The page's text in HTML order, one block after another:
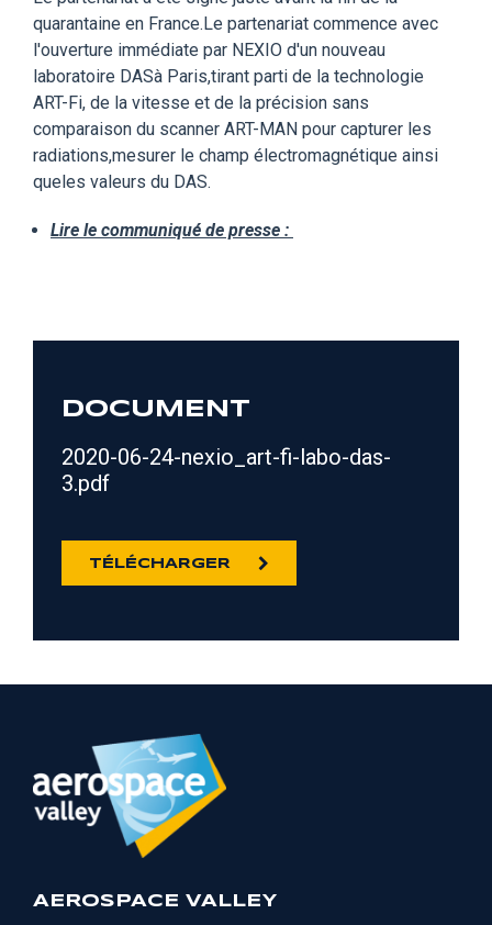
quarantaine en France.Le partenariat commence avec
l'ouverture immédiate par NEXIO d'un nouveau
laboratoire DASà Paris,tirant parti de la technologie
ART-Fi, de la vitesse et de la précision sans
comparaison du scanner ART-MAN pour capturer les
radiations,mesurer le champ électromagnétique ainsi
queles valeurs du DAS.
Lire le communiqué de presse :
DOCUMENT
2020-06-24-nexio_art-fi-labo-das-
3.pdf
TÉLÉCHARGER
AEROSPACE VALLEY